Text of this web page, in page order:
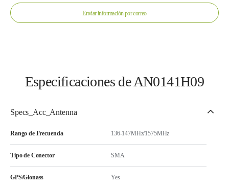
Enviar información por correo
Especificaciones de AN0141H09
Specs_Acc_Antenna
Rango de Frecuencia 136-147MHz/1575MHz
Tipo de Conector SMA
GPS/Glonass Yes